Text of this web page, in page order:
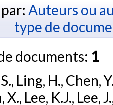
Auteurs ou
type de
documents: 1
Ling, H., Chen,
X., Lee, K.J., Lee,